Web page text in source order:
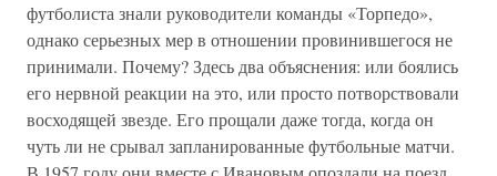
футболиста знали руководители команды «Торпедо»,
однако серьезных мер в отношении провинившегося не
принимали. Почему? Здесь два объяснения: или боялись
его нервной реакции на это, или просто потворствовали
восходящей звезде. Его прощали даже тогда, когда он
чуть ли не срывал запланированные футбольные матчи.